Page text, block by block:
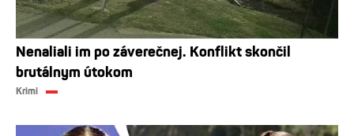
Nenaliali im po záverečnej. Konflikt skončil
brutálnym útokom
Krimi